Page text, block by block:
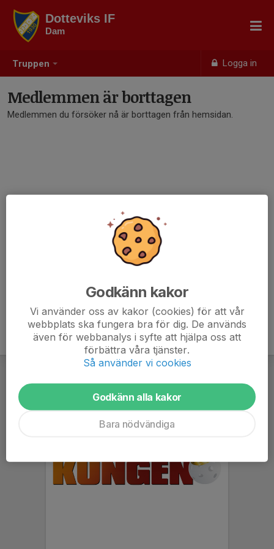
Truppen Logga in
Dotteviks IF
Dam
Medlemmen är borttagen
Medlemmen du försöker nå är borttagen från hemsidan.
Godkänn kakor
Vi använder oss av kakor (cookies) för att vår
webbplats ska fungera bra för dig. De används
även för webbanalys i syfte att hjälpa oss att
förbättra våra tjänster.
Så använder vi cookies
Godkänn alla kakor
Bara nödvändiga